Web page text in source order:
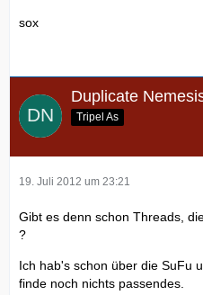
sox
Duplicate
Tripel As
19. Juli 2012 um 23:21
Gibt es denn schon Threads,
?
Ich hab's schon über die SuFu
finde noch nichts passendes.